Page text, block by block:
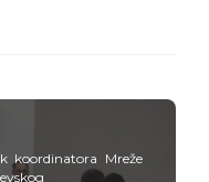
koordinatora Mreže